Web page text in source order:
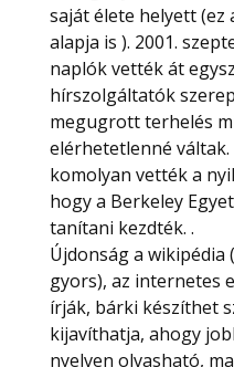
saját élete helyett (ez
alapja is ). 2001.
naplók vették át
hírszolgáltatók
megugrott terhelés
elérhetetlenné
komolyan vették a
hogy a Berkeley
tanítani kezdték. .
Újdonság a wikipédia
gyors), az internetes
írják, bárki készíthet
kijavíthatja, ahogy
nyelven olvasható,